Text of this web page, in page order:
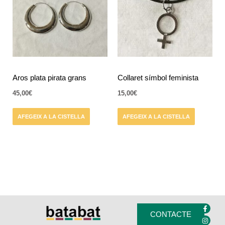
Aros plata pirata grans
45,00€
AFEGEIX A LA CISTELLA
Collaret símbol feminista
15,00€
AFEGEIX A LA CISTELLA
CONTACTE
F
a
c
I
n
s